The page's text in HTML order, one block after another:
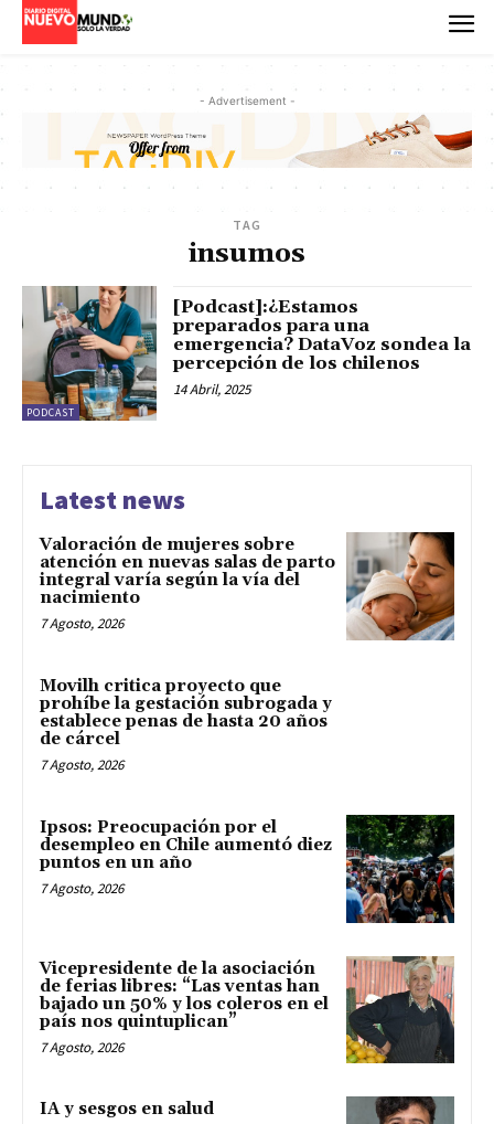
- Advertisement -
TAG
insumos
PODCAST
[Podcast]:¿Estamos
preparados para una
emergencia? DataVoz sondea la
percepción de los chilenos
14 Abril, 2025
Latest news
Valoración de mujeres sobre
atención en nuevas salas de parto
integral varía según la vía del
nacimiento
7 Agosto, 2026
Movilh critica proyecto que
prohíbe la gestación subrogada y
establece penas de hasta 20 años
de cárcel
7 Agosto, 2026
Ipsos: Preocupación por el
desempleo en Chile aumentó diez
puntos en un año
7 Agosto, 2026
Vicepresidente de la asociación
de ferias libres: “Las ventas han
bajado un 50% y los coleros en el
país nos quintuplican”
7 Agosto, 2026
IA y sesgos en salud